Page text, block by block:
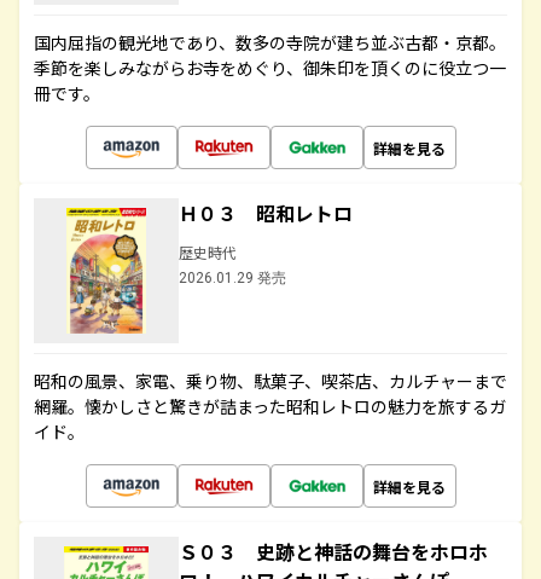
国内屈指の観光地であり、数多の寺院が建ち並ぶ古都・京都。
季節を楽しみながらお寺をめぐり、御朱印を頂くのに役立つ一
冊です。
詳細を見る
Ｈ０３ 昭和レトロ
歴史時代
2026.01.29 発売
昭和の風景、家電、乗り物、駄菓子、喫茶店、カルチャーまで
網羅。懐かしさと驚きが詰まった昭和レトロの魅力を旅するガ
イド。
詳細を見る
Ｓ０３ 史跡と神話の舞台をホロホ